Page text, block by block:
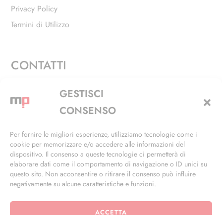
GESTISCI
CONSENSO
Per fornire le migliori esperienze, utilizziamo tecnologie come i
cookie per memorizzare e/o accedere alle informazioni del
dispositivo. Il consenso a queste tecnologie ci permetterà di
elaborare dati come il comportamento di navigazione o ID unici su
questo sito. Non acconsentire o ritirare il consenso può influire
negativamente su alcune caratteristiche e funzioni.
ACCETTA
Privacy Policy
Termini di Utilizzo
CONTATTI
Via Alfieri, 27 - Trezzano Sul Naviglio (MI)
+39 02 4846 3155
info@masterphil.it